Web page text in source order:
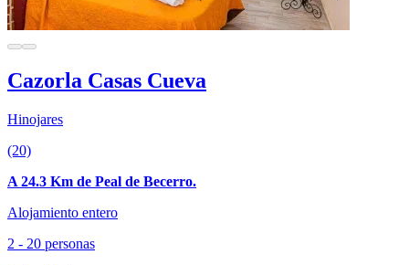
Cazorla Casas Cueva
Hinojares
(20)
A 24.3 Km de Peal de Becerro.
Alojamiento entero
2 - 20 personas